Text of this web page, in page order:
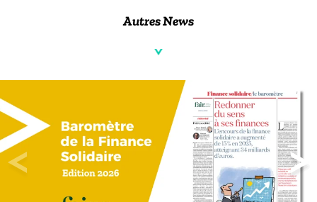
Autres News